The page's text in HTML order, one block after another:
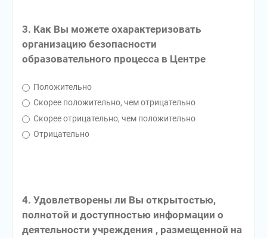
3. Как Вы можете охарактеризовать
организацию безопасности
образовательного процесса в Центре
Положительно
Скорее положительно, чем отрицательно
Скорее отрицательно, чем положительно
Отрицательно
4. Удовлетворены ли Вы открытостью,
полнотой и доступностью информации о
деятельности учреждения , размещенной на